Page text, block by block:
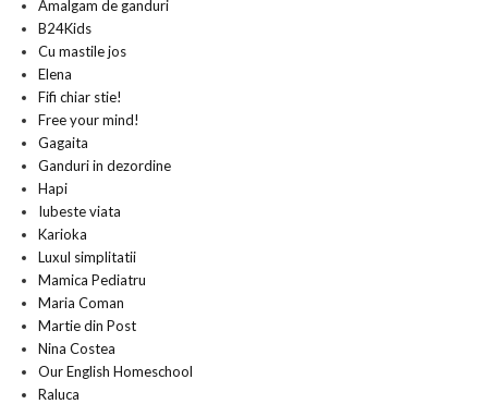
Amalgam de ganduri
B24Kids
Cu mastile jos
Elena
Fifi chiar stie!
Free your mind!
Gagaita
Ganduri in dezordine
Hapi
Iubeste viata
Karioka
Luxul simplitatii
Mamica Pediatru
Maria Coman
Martie din Post
Nina Costea
Our English Homeschool
Raluca